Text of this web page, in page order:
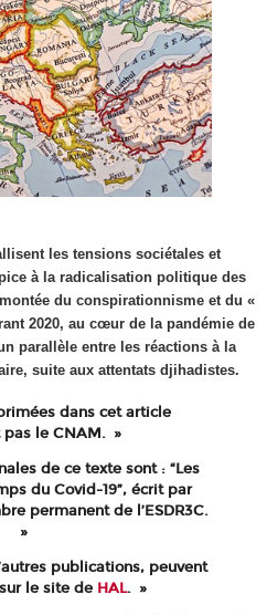
les tensions sociétales et
à la radicalisation politique des
du conspirationnisme et du «
2020, au cœur de la pandémie de
parallèle entre les réactions à la
suite aux attentats djihadistes.
dans cet article
pas le CNAM.
de ce texte sont : “Les
du Covid-19”, écrit par
permanent de l’ESDR3C.
publications, peuvent
le site de HAL.